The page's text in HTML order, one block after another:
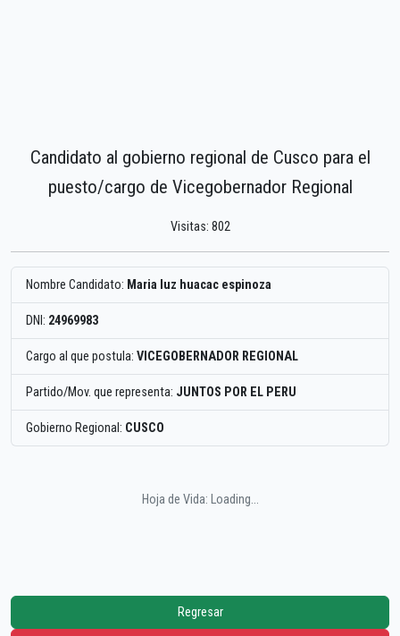
Candidato al gobierno regional de Cusco para el
puesto/cargo de Vicegobernador Regional
Visitas: 802
Nombre Candidato: Maria luz huacac espinoza
DNI: 24969983
Cargo al que postula: VICEGOBERNADOR REGIONAL
Partido/Mov. que representa: JUNTOS POR EL PERU
Gobierno Regional: CUSCO
Hoja de Vida: Loading...
Regresar